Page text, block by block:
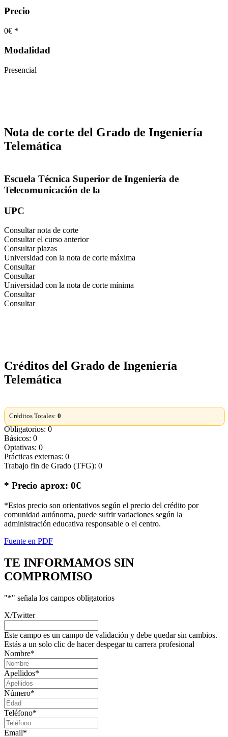
Precio
0€ *
Modalidad
Presencial
Nota de corte del Grado de Ingeniería
Telemática
Escuela Técnica Superior de Ingeniería de
Telecomunicación de la
UPC
Consultar nota de corte
Consultar el curso anterior
Consultar plazas
Universidad con la nota de corte máxima
Consultar
Consultar
Universidad con la nota de corte mínima
Consultar
Consultar
Créditos del Grado de Ingeniería
Telemática
Créditos Totales: 0
Obligatorios: 0
Básicos: 0
Optativas: 0
Prácticas externas: 0
Trabajo fin de Grado (TFG): 0
* Precio aprox: 0€
*Estos precio son orientativos según el precio del crédito por
comunidad autónoma, puede sufrir variaciones según la
administración educativa responsable o el centro.
Fuente en PDF
TE INFORMAMOS SIN
COMPROMISO
"*" señala los campos obligatorios
X/Twitter
Este campo es un campo de validación y debe quedar sin cambios.
Estás a un solo clic de hacer despegar tu carrera profesional
Nombre*
Apellidos*
Número*
Teléfono*
Email*